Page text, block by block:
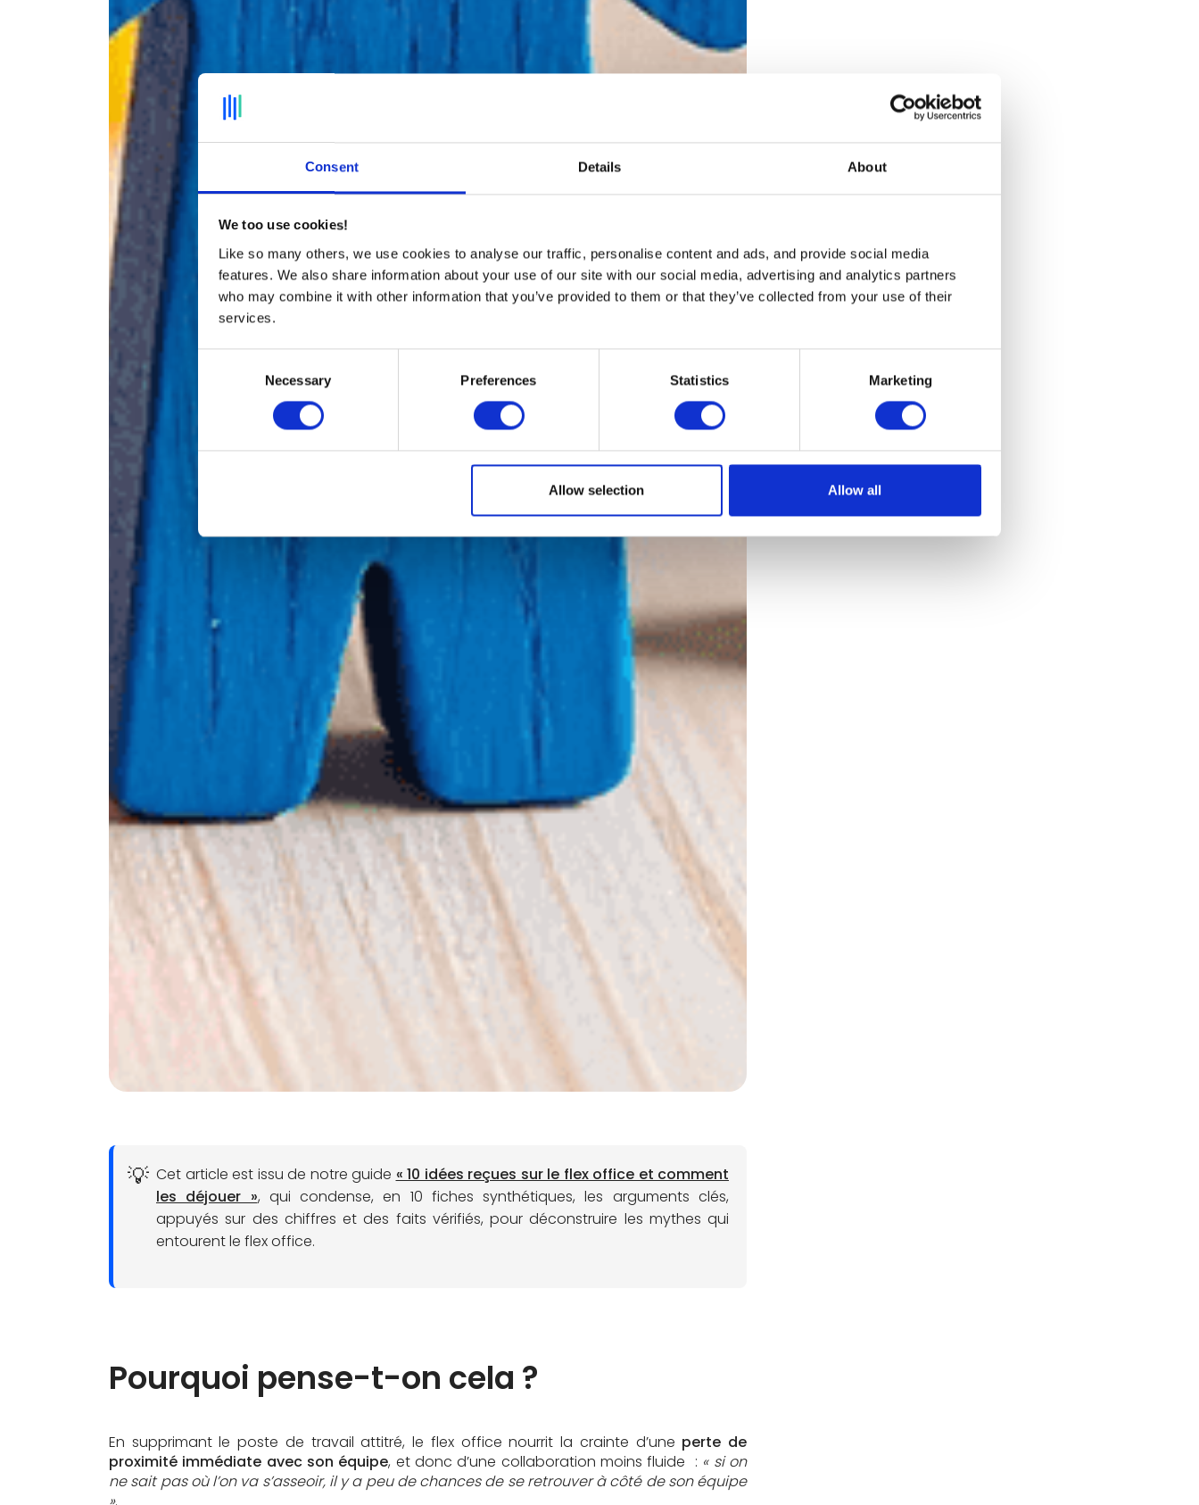
Consent Details About
We too use cookies!
Like so many others, we use cookies to analyse our traffic, personalise content and ads, and provide social media
features. We also share information about your use of our site with our social media, advertising and analytics partners
who may combine it with other information that you’ve provided to them or that they’ve collected from your use of their
services.
Necessary Preferences Statistics Marketing
Allow selection Allow all
Cet article est issu de notre guide « 10 idées reçues sur le flex office et comment
les déjouer », qui condense, en 10 fiches synthétiques, les arguments clés,
appuyés sur des chiffres et des faits vérifiés, pour déconstruire les mythes qui
entourent le flex office.
Pourquoi pense-t-on cela ?
En supprimant le poste de travail attitré, le flex office nourrit la crainte d’une perte de
proximité immédiate avec son équipe, et donc d’une collaboration moins fluide : « si on
ne sait pas où l’on va s’asseoir, il y a peu de chances de se retrouver à côté de son équipe